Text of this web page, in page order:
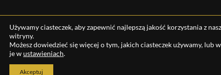
Używamy ciasteczek, aby zapewnić najlepszą jakość korzystania z
witryny.
Możesz dowiedzieć się więcej o tym, jakich ciasteczek używamy, lub
je wustawieniach.
Akceptuj